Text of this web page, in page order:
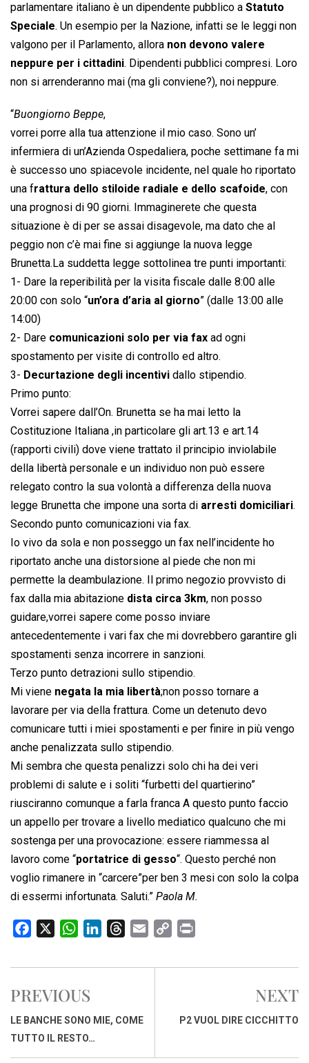
parlamentare italiano è un dipendente pubblico a Statuto
Speciale. Un esempio per la Nazione, infatti se le leggi non
valgono per il Parlamento, allora non devono valere
neppure per i cittadini. Dipendenti pubblici compresi. Loro
non si arrenderanno mai (ma gli conviene?), noi neppure.
“Buongiorno Beppe,
vorrei porre alla tua attenzione il mio caso. Sono un’
infermiera di un’Azienda Ospedaliera, poche settimane fa mi
è successo uno spiacevole incidente, nel quale ho riportato
una frattura dello stiloide radiale e dello scafoide, con
una prognosi di 90 giorni. Immaginerete che questa
situazione è di per se assai disagevole, ma dato che al
peggio non c’è mai fine si aggiunge la nuova legge
Brunetta.La suddetta legge sottolinea tre punti importanti:
1- Dare la reperibilità per la visita fiscale dalle 8:00 alle
20:00 con solo “un’ora d’aria al giorno” (dalle 13:00 alle
14:00)
2- Dare comunicazioni solo per via fax ad ogni
spostamento per visite di controllo ed altro.
3- Decurtazione degli incentivi dallo stipendio.
Primo punto:
Vorrei sapere dall’On. Brunetta se ha mai letto la
Costituzione Italiana ,in particolare gli art.13 e art.14
(rapporti civili) dove viene trattato il principio inviolabile
della libertà personale e un individuo non può essere
relegato contro la sua volontà a differenza della nuova
legge Brunetta che impone una sorta di arresti domiciliari.
Secondo punto comunicazioni via fax.
Io vivo da sola e non posseggo un fax nell’incidente ho
riportato anche una distorsione al piede che non mi
permette la deambulazione. Il primo negozio provvisto di
fax dalla mia abitazione dista circa 3km, non posso
guidare,vorrei sapere come posso inviare
antecedentemente i vari fax che mi dovrebbero garantire gli
spostamenti senza incorrere in sanzioni.
Terzo punto detrazioni sullo stipendio.
Mi viene negata la mia libertà;non posso tornare a
lavorare per via della frattura. Come un detenuto devo
comunicare tutti i miei spostamenti e per finire in più vengo
anche penalizzata sullo stipendio.
Mi sembra che questa penalizzi solo chi ha dei veri
problemi di salute e i soliti “furbetti del quartierino”
riusciranno comunque a farla franca A questo punto faccio
un appello per trovare a livello mediatico qualcuno che mi
sostenga per una provocazione: essere riammessa al
lavoro come “portatrice di gesso“. Questo perché non
voglio rimanere in “carcere”per ben 3 mesi con solo la colpa
di essermi infortunata. Saluti.” Paola M.
c
b
o
o
W
a
s
A
p
n
d
r
d
a
p
i
PREVIOUS
LE BANCHE SONO MIE, COME
TUTTO IL RESTO…
NEXT
P2 VUOL DIRE CICCHITTO